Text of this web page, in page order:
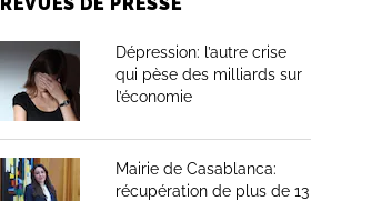
Dépression: l’autre crise
qui pèse des milliards sur
l’économie
Mairie de Casablanca:
récupération de plus de 13